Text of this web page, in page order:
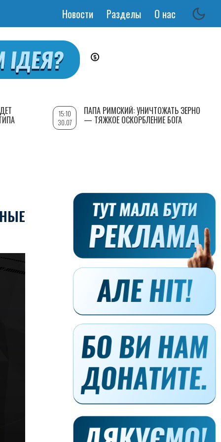
Основная
Новости Разделы О нас
15:10
30.07
ПАПА РИМСКИЙ: УНИЧТОЖАТЬ ЗЕРНО
— ТЯЖКОЕ ОСКОРБЛЕНИЕ БОГА